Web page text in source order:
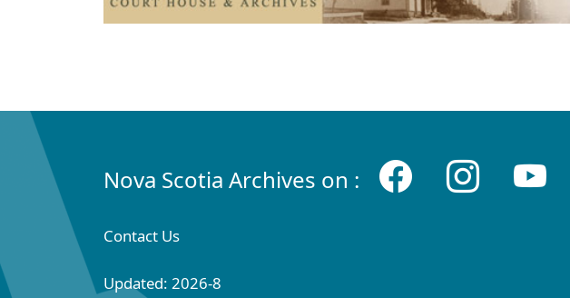
Nova Scotia Archives on :
Contact Us
Updated: 2026-8